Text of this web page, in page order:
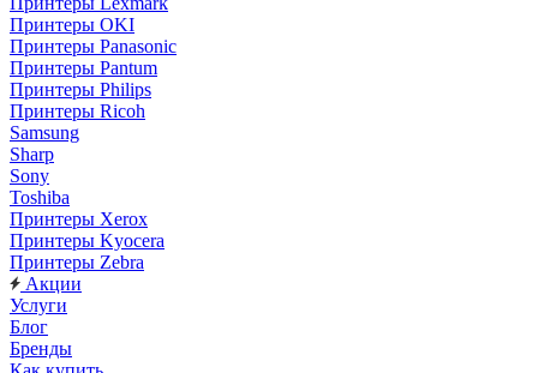
Принтеры OKI
Принтеры Panasonic
Принтеры Pantum
Принтеры Philips
Принтеры Ricoh
Samsung
Sharp
Sony
Toshiba
Принтеры Xerox
Принтеры Kyocera
Принтеры Zebra
Акции
Услуги
Блог
Бренды